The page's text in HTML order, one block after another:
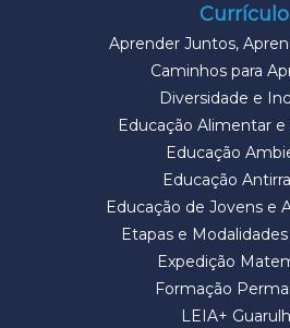
Currículo
Aprender Juntos,
Caminhos para
Diversidade e
Educação Alimentar e
Educação
Educação
Educação de Jovens e
Etapas e
Expedição
Formação
LEIA+